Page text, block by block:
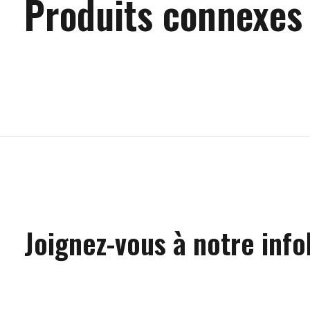
Produits connexes
Joignez-vous à notre